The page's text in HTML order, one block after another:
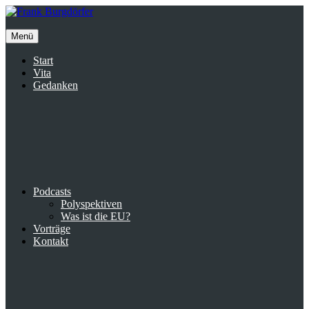
Inhalte
Menü
Start
Vita
Gedanken
Podcasts
Polyspektiven
Was ist die EU?
Vorträge
Kontakt